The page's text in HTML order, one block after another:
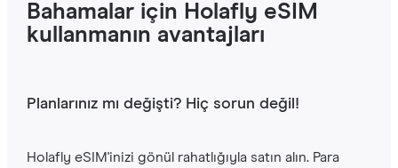
Bahamalar için Holafly eSIM
kullanmanın avantajları
Planlarınız mı değişti? Hiç sorun değil!
Holafly eSIM'inizi gönül rahatlığıyla satın alın. Para